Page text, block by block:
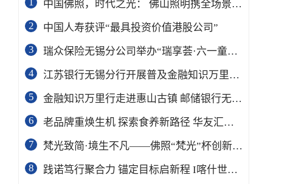
中国佛照，时代之光： 佛山照明携全场景技术新品亮相2026光亚展
2
中国人寿获评“最具投资价值港股公司”
3
瑞众保险无锡分公司举办“瑞享荟·六一童趣荟”非遗文化主题亲子活动
4
江苏银行无锡分行开展普及金融知识万里行宣传活动
5
金融知识万里行走进惠山古镇 邮储银行无锡分行深耕反诈宣传
6
老品牌重焕生机 探索食养新路径 华友汇走访存德春共话产业高质量发展
7
梵光致简·境生不凡——佛照“梵光”杯创新创意设计大赛在光亚展正式启动
8
践诺笃行聚合力 锚定目标启新程 I喀什世平农业集团六月目标启动会落幕